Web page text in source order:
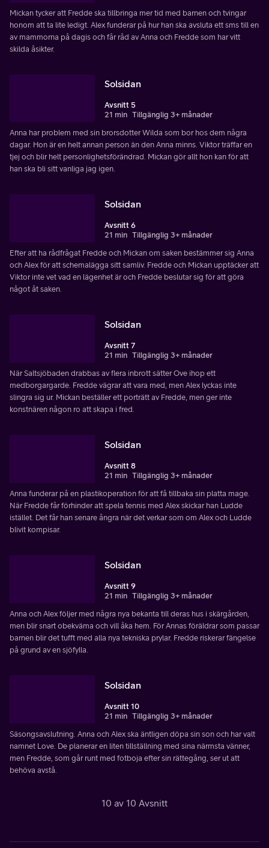
Mickan tycker att Fredde ska tillbringa mer tid med barnen och tvingar
honom att ta lite ledigt. Alex funderar på hur han ska avsluta ett sms till en
av mammorna på dagis och får råd av Anna och Fredde som har vitt
skilda åsikter.
Solsidan
Avsnitt 5
21 min Tillgänglig 3+ månader
Anna har problem med sin brorsdotter Wilda som bor hos dem några
dagar. Hon är en helt annan person än den Anna minns. Viktor träffar en
tjej och blir helt personlighetsförändrad. Mickan gör allt hon kan för att
han ska bli sitt vanliga jag igen.
Solsidan
Avsnitt 6
21 min Tillgänglig 3+ månader
Efter att ha rådfrågat Fredde och Mickan om saken bestämmer sig Anna
och Alex för att schemalägga sitt samliv. Fredde och Mickan upptäcker att
Viktor inte vet vad en lägenhet är och Fredde beslutar sig för att göra
något åt saken.
Solsidan
Avsnitt 7
21 min Tillgänglig 3+ månader
När Saltsjöbaden drabbas av flera inbrott sätter Ove ihop ett
medborgargarde. Fredde vägrar att vara med, men Alex lyckas inte
slingra sig ur. Mickan beställer ett porträtt av Fredde, men ger inte
konstnären någon ro att skapa i fred.
Solsidan
Avsnitt 8
21 min Tillgänglig 3+ månader
Anna funderar på en plastikoperation för att få tillbaka sin platta mage.
När Fredde får förhinder att spela tennis med Alex skickar han Ludde
istället. Det får han senare ångra när det verkar som om Alex och Ludde
blivit kompisar.
Solsidan
Avsnitt 9
21 min Tillgänglig 3+ månader
Anna och Alex följer med några nya bekanta till deras hus i skärgården,
men blir snart obekväma och vill åka hem. För Annas föräldrar som passar
barnen blir det tufft med alla nya tekniska prylar. Fredde riskerar fängelse
på grund av en sjöfylla.
Solsidan
Avsnitt 10
21 min Tillgänglig 3+ månader
Säsongsavslutning. Anna och Alex ska äntligen döpa sin son och har valt
namnet Love. De planerar en liten tillställning med sina närmsta vänner,
men Fredde, som går runt med fotboja efter sin rättegång, ser ut att
behöva avstå.
10 av 10 Avsnitt